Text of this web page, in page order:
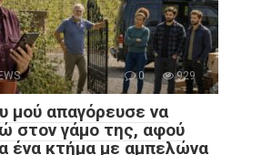
0 929
μού απαγόρευσε να
στον γάμο της, αφού
ένα κτήμα με αμπελώνα